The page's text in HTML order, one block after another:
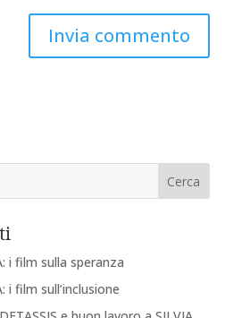
i film sulla speranza
i film sull’inclusione